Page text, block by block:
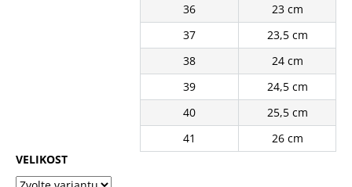
36
23 cm
37
23,5 cm
38
24 cm
39
24,5 cm
40
25,5 cm
41
26 cm
VELIKOST
490
Kč